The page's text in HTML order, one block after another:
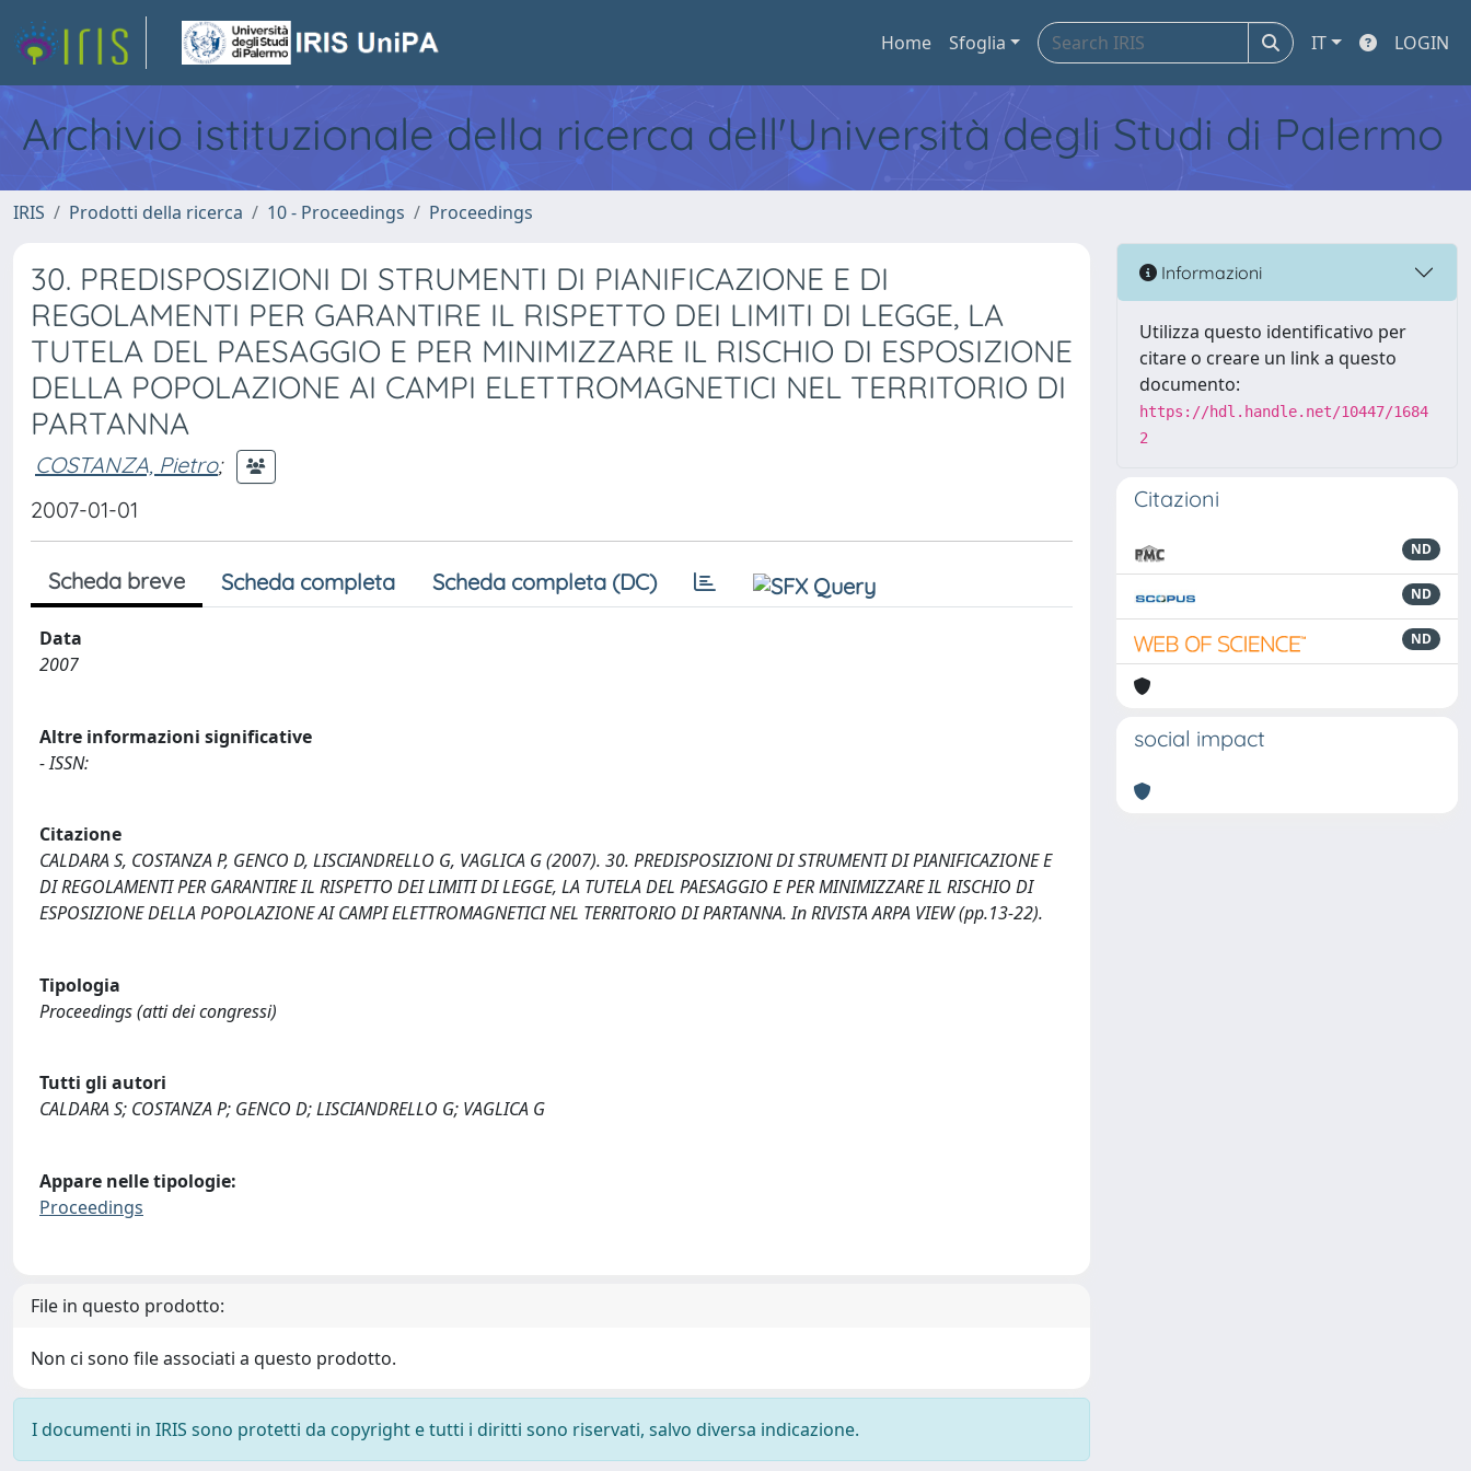
Home Sfoglia IT LOGIN
Archivio istituzionale della ricerca dell'Università degli Studi di Palermo
IRIS Prodotti della ricerca 10 - Proceedings Proceedings
30. PREDISPOSIZIONI DI STRUMENTI DI PIANIFICAZIONE E DI
REGOLAMENTI PER GARANTIRE IL RISPETTO DEI LIMITI DI LEGGE, LA
TUTELA DEL PAESAGGIO E PER MINIMIZZARE IL RISCHIO DI ESPOSIZIONE
DELLA POPOLAZIONE AI CAMPI ELETTROMAGNETICI NEL TERRITORIO DI
PARTANNA
COSTANZA, Pietro;
2007-01-01
Scheda breve Scheda completa Scheda completa (DC)
Data
2007
Altre informazioni significative
- ISSN:
Citazione
CALDARA S, COSTANZA P, GENCO D, LISCIANDRELLO G, VAGLICA G (2007). 30. PREDISPOSIZIONI DI STRUMENTI DI PIANIFICAZIONE E
DI REGOLAMENTI PER GARANTIRE IL RISPETTO DEI LIMITI DI LEGGE, LA TUTELA DEL PAESAGGIO E PER MINIMIZZARE IL RISCHIO DI
ESPOSIZIONE DELLA POPOLAZIONE AI CAMPI ELETTROMAGNETICI NEL TERRITORIO DI PARTANNA. In RIVISTA ARPA VIEW (pp.13-22).
Tipologia
Proceedings (atti dei congressi)
Tutti gli autori
CALDARA S; COSTANZA P; GENCO D; LISCIANDRELLO G; VAGLICA G
Appare nelle tipologie:
Proceedings
File in questo prodotto:
Non ci sono file associati a questo prodotto.
I documenti in IRIS sono protetti da copyright e tutti i diritti sono riservati, salvo diversa indicazione.
Informazioni
Utilizza questo identificativo per
citare o creare un link a questo
documento:
https://hdl.handle.net/10447/1684
2
Citazioni
ND
ND
ND
social impact